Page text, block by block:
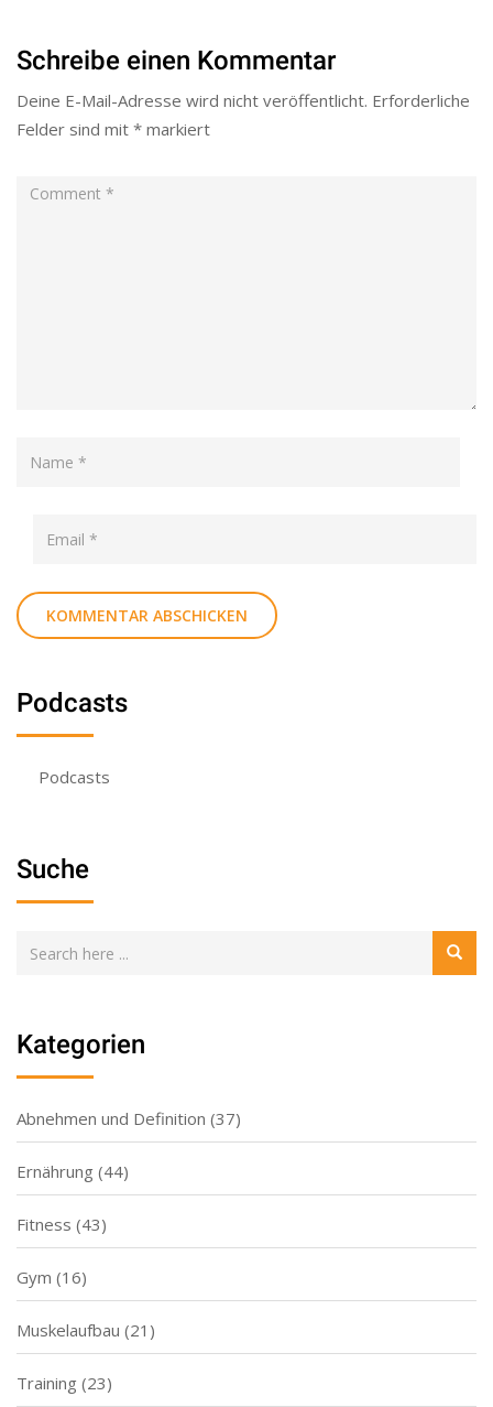
Schreibe einen Kommentar
Deine E-Mail-Adresse wird nicht veröffentlicht. Erforderliche
Felder sind mit * markiert
Podcasts
Podcasts
Suche
Kategorien
Abnehmen und Definition (37)
Ernährung (44)
Fitness (43)
Gym (16)
Muskelaufbau (21)
Training (23)